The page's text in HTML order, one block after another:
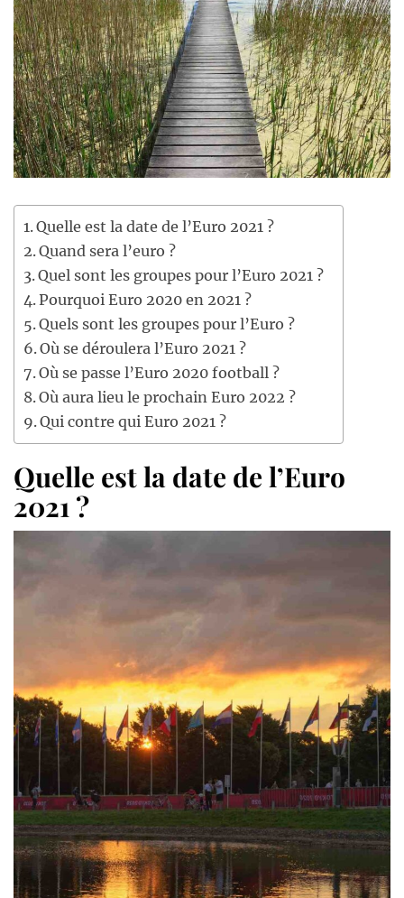
Quelle est la date de l’Euro 2021 ?
Quand sera l’euro ?
Quel sont les groupes pour l’Euro 2021 ?
Pourquoi Euro 2020 en 2021 ?
Quels sont les groupes pour l’Euro ?
Où se déroulera l’Euro 2021 ?
Où se passe l’Euro 2020 football ?
Où aura lieu le prochain Euro 2022 ?
Qui contre qui Euro 2021 ?
Quelle est la date de l’Euro
2021 ?